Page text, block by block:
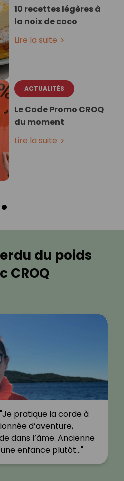
10 recettes légères à
la noix de coco
Lire la suite
ACTUALITÉS
Le Code Promo CROQ
du moment
Lire la suite
du poids
CROQ
pratique la corde à
d’aventure,
dans l’âme. Ancienne
une enfance plutôt…"